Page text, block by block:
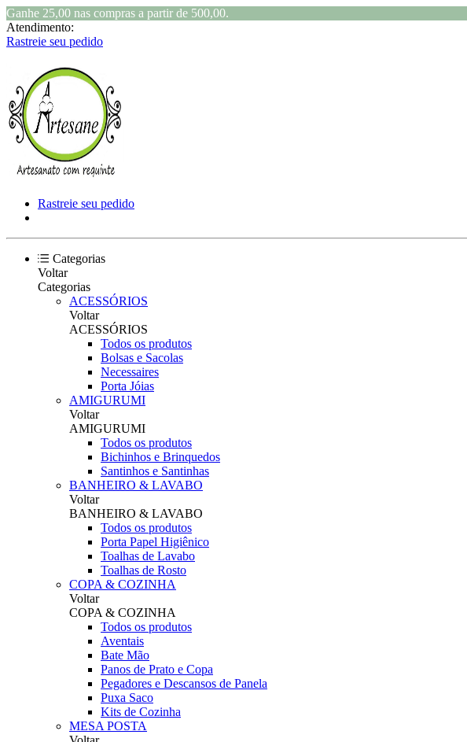
Ganhe 25,00 nas compras a partir de 500,00.
Atendimento:
Rastreie seu pedido
Rastreie seu pedido
Categorias
Voltar
Categorias
ACESSÓRIOS
Voltar
ACESSÓRIOS
Todos os produtos
Bolsas e Sacolas
Necessaires
Porta Jóias
AMIGURUMI
Voltar
AMIGURUMI
Todos os produtos
Bichinhos e Brinquedos
Santinhos e Santinhas
BANHEIRO & LAVABO
Voltar
BANHEIRO & LAVABO
Todos os produtos
Porta Papel Higiênico
Toalhas de Lavabo
Toalhas de Rosto
COPA & COZINHA
Voltar
COPA & COZINHA
Todos os produtos
Aventais
Bate Mão
Panos de Prato e Copa
Pegadores e Descansos de Panela
Puxa Saco
Kits de Cozinha
MESA POSTA